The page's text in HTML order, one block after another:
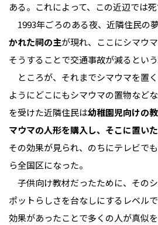
ある。これによって、この近辺では
1993年ごろのある夜、近隣住民の
かれた祠の主が現れ、ここにシマウ
そうすることで交通事故が減るという
ところが、それまでシマウマを置
ようにどこにもシマウマの置物など
を受けた近隣住民は幼稚園児向けの
マウマの人形を購入し、そこに置いた
その効果が見られ、のちにテレビで
ら全国区になった。
子供向け教材だったために、その
ポットらしさを台なしにするレベル
効果があったことで多くの人が真似を